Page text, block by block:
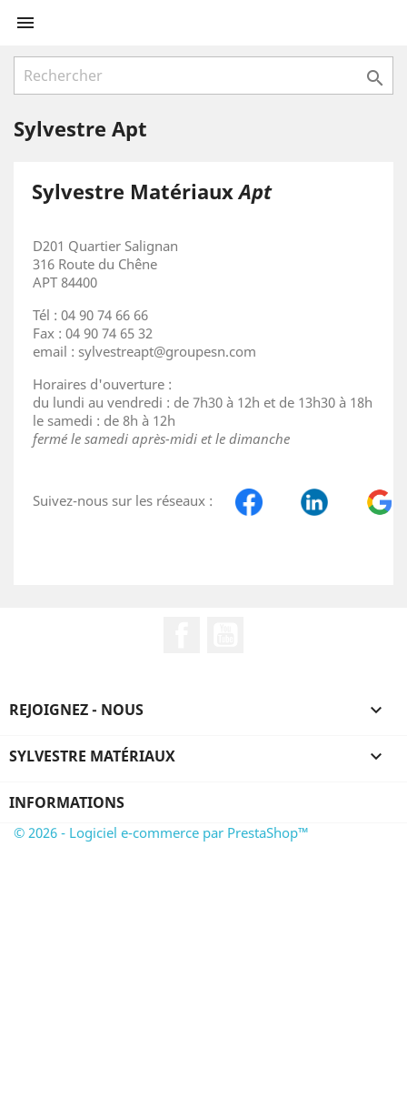


Sylvestre Apt
Sylvestre MatériauxApt
D201 Quartier Salignan
316 Route du Chêne
APT 84400
Tél : 04 90 74 66 66
Fax : 04 90 74 65 32
email : sylvestreapt@groupesn.com
Horaires d'ouverture :
du lundi au vendredi : de 7h30 à 12h et de 13h30 à 18h
le samedi : de 8h à 12h
fermé le samedi après-midi et le dimanche
Suivez-nous sur les réseaux :
REJOIGNEZ - NOUS 
SYLVESTRE MATÉRIAUX 
INFORMATIONS
© 2026 - Logiciel e-commerce par PrestaShop™